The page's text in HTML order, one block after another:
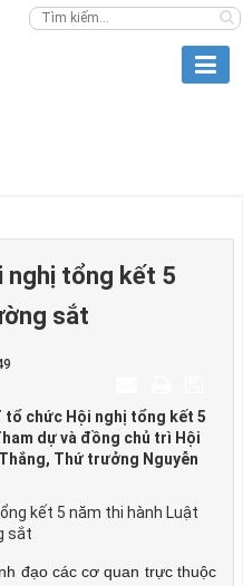
nghị tổng kết 5
sắt
tổ chức Hội nghị tổng kết 5
dự và đồng chủ trì Hội
Thứ trưởng Nguyễn
đạo các cơ quan trực thuộc